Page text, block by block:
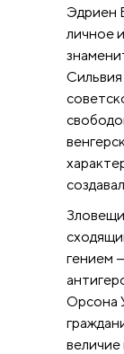
Эдриен
личное
гением
Орсона
величие